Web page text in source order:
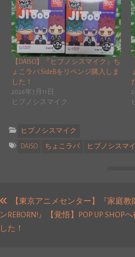
【DAISO】『ヒプノシスマイク』ち
ょこラバ SideBをリベンジ購入しま
した！
2026年7月11日
ヒプノシスマイク
ヒプノシスマイク
DAISO ちょこラバ ヒプノシスマ
【東京アニメセンター】『家庭教
ンREBORN!』【覚悟】POP UP SHOP
した！